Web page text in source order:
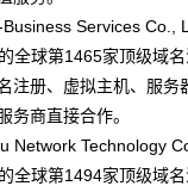
Services Co.,
球第1465家顶级域名
注册、虚拟主机、服
务商直接合作。
Technology
球第1494家顶级域名